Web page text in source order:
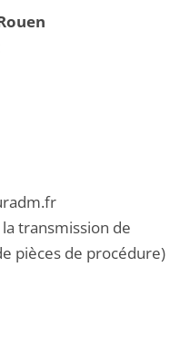
transmission de
pièces de procédure)